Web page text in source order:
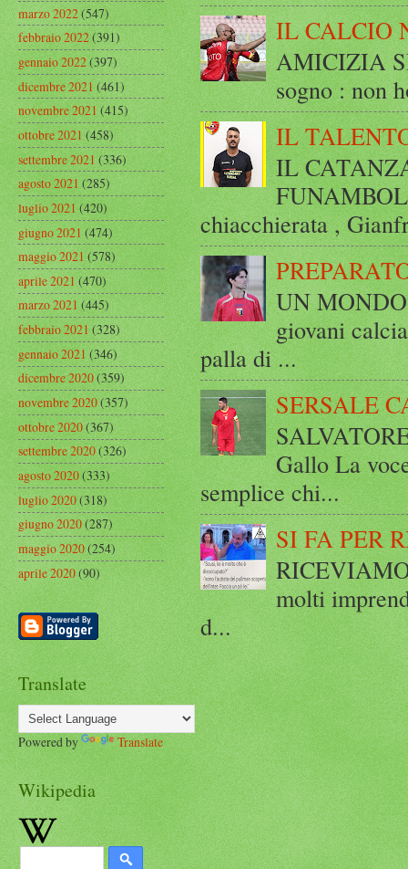
IL CALCIO
AMICIZIA
sogno : non
IL
IL
chiacchierata ,
UN
giovani
palla di ...
SERSALE
Gallo La
semplice chi...
SI FA PER
molti
d...
marzo 2022(547)
febbraio 2022(391)
gennaio 2022(397)
dicembre 2021(461)
novembre 2021(415)
ottobre 2021(458)
settembre 2021(336)
agosto 2021(285)
luglio 2021(420)
giugno 2021(474)
maggio 2021(578)
aprile 2021(470)
marzo 2021(445)
febbraio 2021(328)
gennaio 2021(346)
dicembre 2020(359)
novembre 2020(357)
ottobre 2020(367)
settembre 2020(326)
agosto 2020(333)
luglio 2020(318)
giugno 2020(287)
maggio 2020(254)
aprile 2020(90)
Translate
Powered by Translate
Wikipedia